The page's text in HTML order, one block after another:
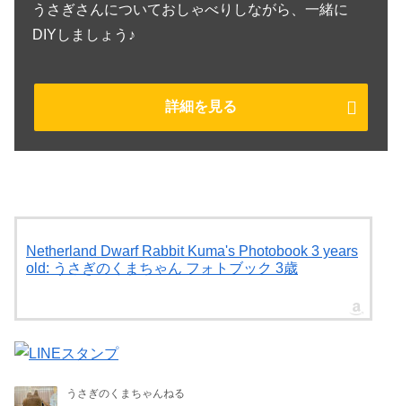
うさぎさんについておしゃべりしながら、一緒に
DIYしましょう♪
詳細を見る
Netherland Dwarf Rabbit Kuma's Photobook 3 years
old: うさぎのくまちゃん フォトブック 3歳